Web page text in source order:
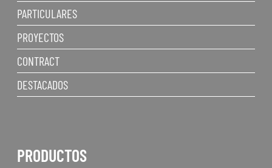
PARTICULARES
PROYECTOS
CONTRACT
DESTACADOS
PRODUCTOS